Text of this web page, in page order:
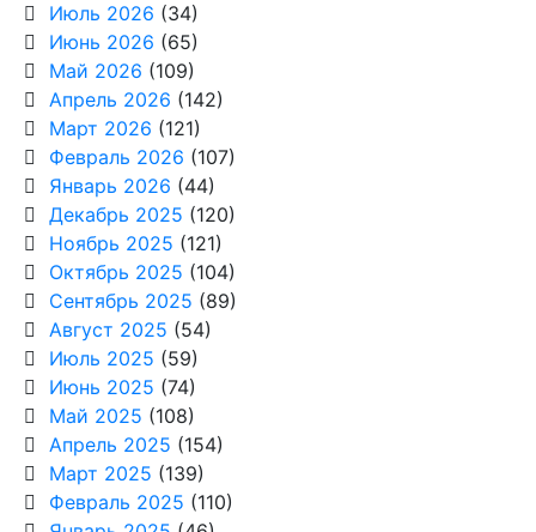
Июль 2026 (34)
Июнь 2026 (65)
Май 2026 (109)
Апрель 2026 (142)
Март 2026 (121)
Февраль 2026 (107)
Январь 2026 (44)
Декабрь 2025 (120)
Ноябрь 2025 (121)
Октябрь 2025 (104)
Сентябрь 2025 (89)
Август 2025 (54)
Июль 2025 (59)
Июнь 2025 (74)
Май 2025 (108)
Апрель 2025 (154)
Март 2025 (139)
Февраль 2025 (110)